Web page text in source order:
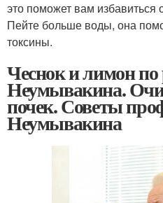
это поможет вам избавиться
Пейте больше воды, она
токсины.
Чеснок и лимон по
Неумывакина.
почек. Советы
Неумывакина